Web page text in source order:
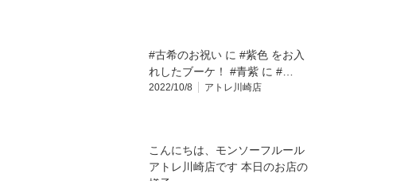
#古希のお祝い に #紫色 をお入
れしたブーケ！ #青紫 に #…
2022/10/8 アトレ川崎店
こんにちは、モンソーフルール
アトレ川崎店です️ 本日のお店の